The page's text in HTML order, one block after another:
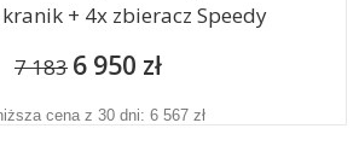
+ 4x zbieracz Speedy
7 183 6 950 zł
cena z 30 dni: 6 567 zł